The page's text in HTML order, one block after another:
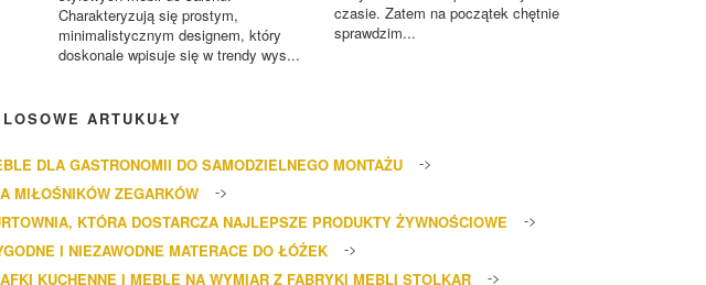
Charakteryzują się prostym,
minimalistycznym designem, który
doskonale wpisuje się w trendy wys...
czasie. Zatem na początek chętnie
sprawdzim...
LOSOWE ARTUKUŁY
DLA GASTRONOMII DO SAMODZIELNEGO MONTAŻU
MIŁOŚNIKÓW ZEGARKÓW
KTÓRA DOSTARCZA NAJLEPSZE PRODUKTY ŻYWNOŚCIOWE
I NIEZAWODNE MATERACE DO ŁÓŻEK
KUCHENNE I MEBLE NA WYMIAR Z FABRYKI MEBLI STOLKAR